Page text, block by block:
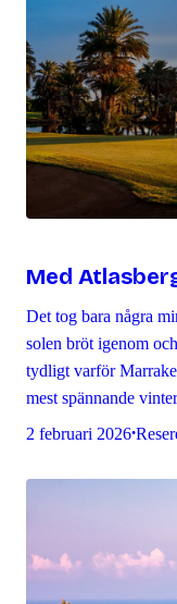
Med
Det tog bara några
solen bröt igenom
tydligt varför
mest spännande
2 februari 2026•